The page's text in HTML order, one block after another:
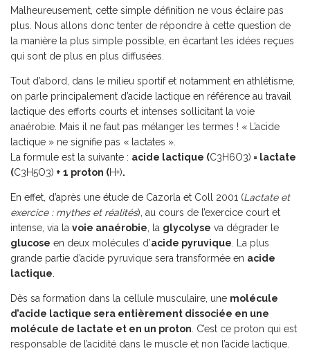
Malheureusement, cette simple définition ne vous éclaire pas
plus. Nous allons donc tenter de répondre à cette question de
la manière la plus simple possible, en écartant les idées reçues
qui sont de plus en plus diffusées.
Tout d’abord, dans le milieu sportif et notamment en athlétisme,
on parle principalement d’acide lactique en référence au travail
lactique des efforts courts et intenses sollicitant la voie
anaérobie. Mais il ne faut pas mélanger les termes ! « L’acide
lactique » ne signifie pas « lactates ».
La formule est la suivante : acide lactique (C3H6O3) = lactate
(C3H5O3) + 1 proton (H+).
En effet, d’après une étude de Cazorla et Coll 2001 (Lactate et
exercice : mythes et réalités), au cours de l’exercice court et
intense, via la voie anaérobie , la glycolyse va dégrader le
glucose en deux molécules d’acide pyruvique . La plus
grande partie d’acide pyruvique sera transformée en acide
lactique
Dès sa formation dans la cellule musculaire, une molécule
d’acide lactique sera entièrement dissociée en une
molécule de lactate et en un proton . C’est ce proton qui est
responsable de l’acidité dans le muscle et non l’acide lactique.